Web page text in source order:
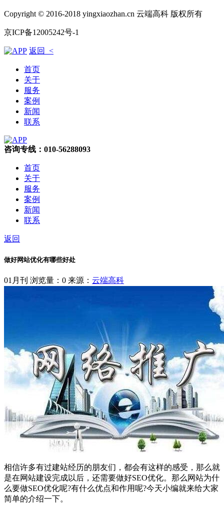
Copyright © 2016-2018 yingxiaozhan.cn 云端高科 版权所有
京ICP备12005242号-1
返回 <
首页
关于
服务
案例
新闻
联系
咨询专线：010-56288093
首页
关于
服务
案例
新闻
联系
返回
做好网站优化有哪些好处
01月刊 浏览量：0 来源： 云端高科
相信许多有过建站经历的朋友们，都会有这样的感受，那么就
是在网站建设完成以后，还需要做好SEO优化。那么网站为什
么要做SEO优化呢?有什么优点和作用呢?今天小编就来给大家
简单的介绍一下。